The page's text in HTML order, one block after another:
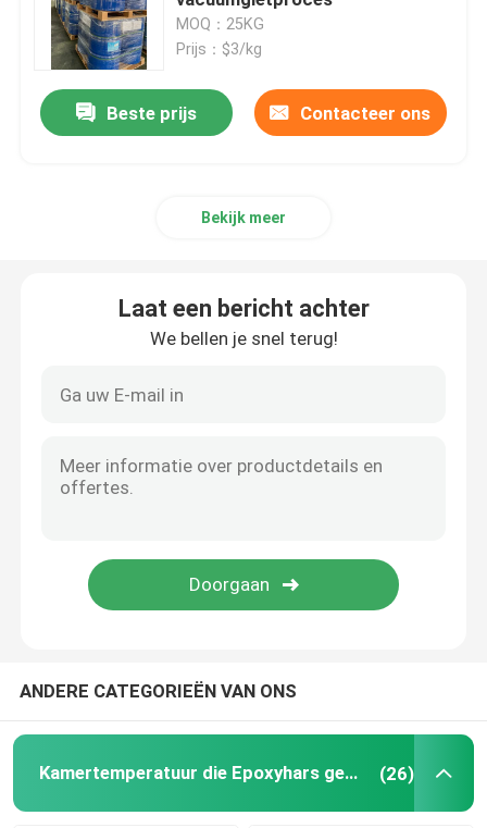
Transformator epoxyhars
Elektrisch isolerende epoxyhars
Vlam - vertragers Epoxyhars
Epoxyhars Genezende Agent
Injectie epoxyhars
Transformator Grondstof
De Deklaag van de transformatorvernis
MOQ：25KG
Prijs：$3/kg
Beste prijs Contacteer ons
Bekijk meer
Laat een bericht achter
We bellen je snel terug!
ANDERE CATEGORIEËN VAN ONS
Kamertemperatuur die Epoxyhars geneest (26)